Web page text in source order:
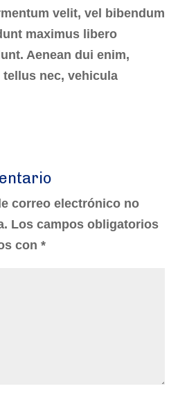
velit, vel bibendum
maximus libero
Aenean dui enim,
nec, vehicula
correo electrónico no
Los campos obligatorios
con *